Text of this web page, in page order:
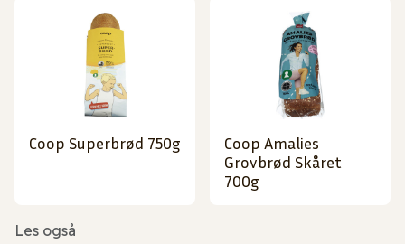
Coop Superbrød 750g
Coop Amalies
Grovbrød Skåret
700g
Les også